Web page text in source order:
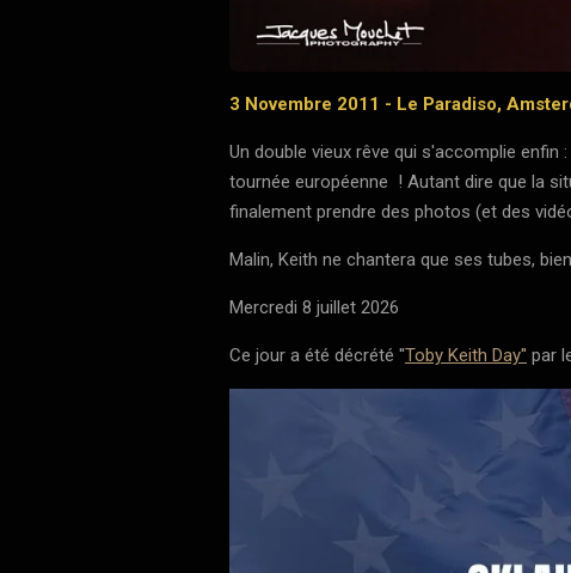
3 Novembre 2011 - Le Paradiso,
Un double vieux rêve qui s'accomplie enfin
tournée européenne ! Autant dire que la
finalement prendre des photos (et des
Malin, Keith ne chantera que ses tubes,
Mercredi 8 juillet 2026
Ce jour a été décrété ''Toby Keith Day'' par